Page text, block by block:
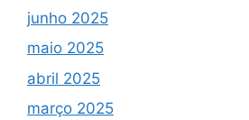
junho 2025
maio 2025
abril 2025
março 2025